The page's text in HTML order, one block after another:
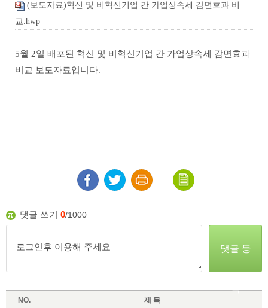
(보도자료)혁신 및 비혁신기업 간 가업상속세 감면효과 비
교.hwp
5월 2일 배포된 혁신 및 비혁신기업 간 가업상속세 감면효과
비교 보도자료입니다.
댓글 쓰기 0/1000
댓글 등
록
NO. 제 목